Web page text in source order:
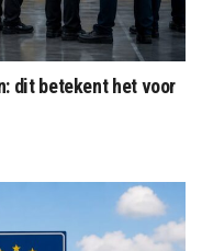
dit betekent het voor